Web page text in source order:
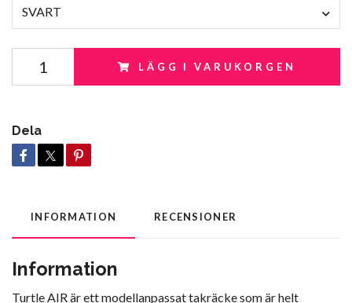
SVART
LÄGG I VARUKORGEN
Dela
INFORMATION RECENSIONER
Information
Turtle AIR är ett modellanpassat takräcke som är helt